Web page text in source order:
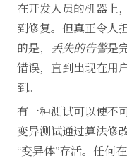
在开发人员的机器上
到修复。但真正令人
的是， 丢失的告警是
错误，直到出现在用
到。
有一种测试可以使不
变异测试通过算法修
“变异体”存活。任何